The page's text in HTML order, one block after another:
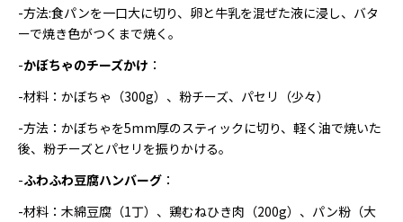
-方法:食パンを一口大に切り、卵と牛乳を混ぜた液に浸し、バタ
ーで焼き色がつくまで焼く。
-かぼちゃのチーズかけ ：
-材料：かぼちゃ（300g）、粉チーズ、パセリ（少々）
-方法：かぼちゃを5mm厚のスティックに切り、軽く油で焼いた
後、粉チーズとパセリを振りかける。
-ふわふわ豆腐ハンバーグ ：
-材料：木綿豆腐（1丁）、鶏むねひき肉（200g）、パン粉（大